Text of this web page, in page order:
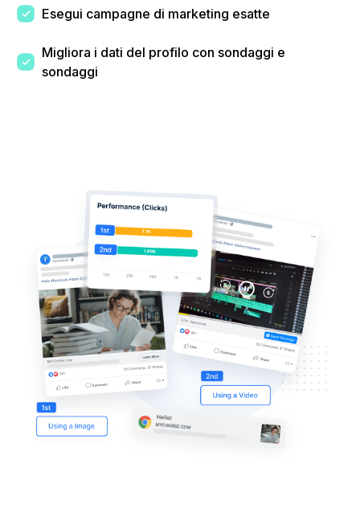
Esegui campagne di marketing esatte
Migliora i dati del profilo con sondaggi e
sondaggi